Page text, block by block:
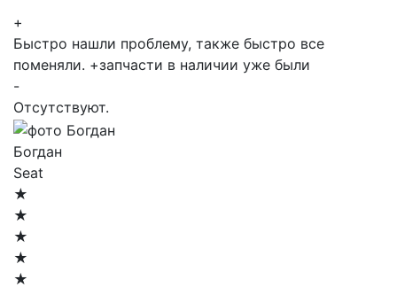
+
Быстро нашли проблему, также быстро все
поменяли. +запчасти в наличии уже были
-
Отсутствуют.
Богдан
Seat
★
★
★
★
★